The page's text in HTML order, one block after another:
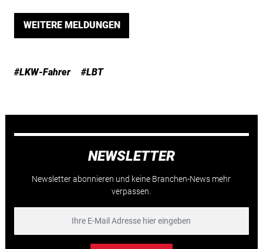
WEITERE MELDUNGEN
#LKW-Fahrer #LBT
NEWSLETTER
Newsletter abonnieren und keine Branchen-News mehr
verpassen.